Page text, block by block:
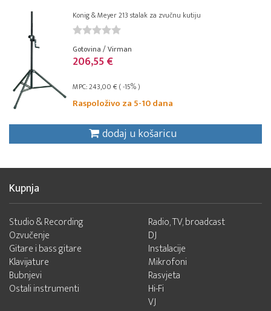
Konig & Meyer 213 stalak za zvučnu kutiju
Gotovina / Virman
206,55 €
MPC: 243,00 € ( -15% )
Raspoloživo za 5-10 dana
dodaj u košaricu
Kupnja
Studio & Recording
Ozvučenje
Gitare i bass gitare
Klavijature
Bubnjevi
Ostali instrumenti
Radio, TV, broadcast
DJ
Instalacije
Mikrofoni
Rasvjeta
Hi-Fi
VJ